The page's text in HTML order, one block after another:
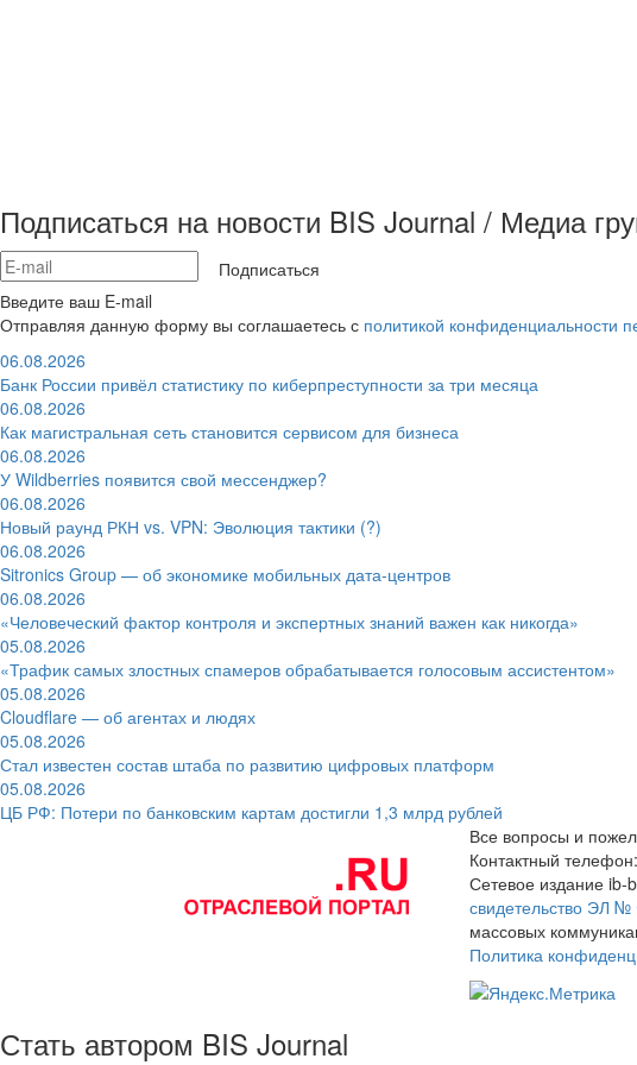
Подписаться на новости BIS Journal / Медиа
Подписаться
Введите ваш E-mail
Отправляя данную форму вы соглашаетесь с политикой конфиденциальности
06.08.2026
Банк России привёл статистику по киберпреступности за три месяца
06.08.2026
Как магистральная сеть становится сервисом для бизнеса
06.08.2026
У Wildberries появится свой мессенджер?
06.08.2026
Новый раунд РКН vs. VPN: Эволюция тактики (?)
06.08.2026
Sitronics Group — об экономике мобильных дата-центров
06.08.2026
«Человеческий фактор контроля и экспертных знаний важен как никогда»
05.08.2026
«Трафик самых злостных спамеров обрабатывается голосовым ассистентом»
05.08.2026
Cloudflare — об агентах и людях
05.08.2026
Стал известен состав штаба по развитию цифровых платформ
05.08.2026
ЦБ РФ: Потери по банковским картам достигли 1,3 млрд рублей
Все вопросы и
Контактный телефон:
Сетевое издание ib-
свидетельство ЭЛ
массовых
Политика
Стать автором BIS Journal